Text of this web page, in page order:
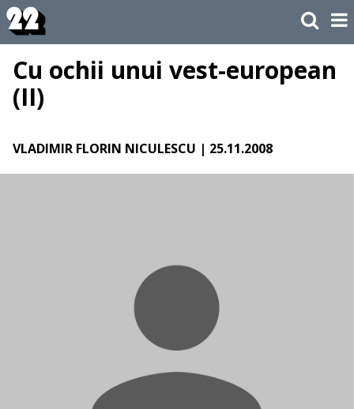
Cu ochii unui vest-european
(II)
VLADIMIR FLORIN NICULESCU | 25.11.2008